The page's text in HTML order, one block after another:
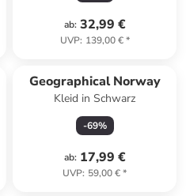
ab: 32,99 €
UVP: 139,00 €*
Geographical Norway
Kleid in Schwarz
-69%
ab: 17,99 €
UVP: 59,00 €*